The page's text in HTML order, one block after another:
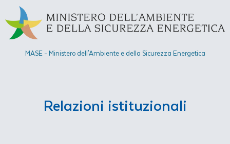
MASE - Ministero dell'Ambiente e della Sicurezza Energetica​
Relazioni istituzionali